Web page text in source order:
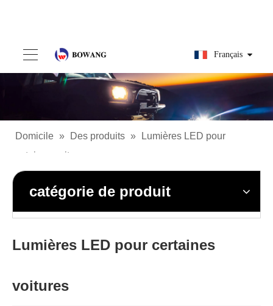
Français
Domicile » Des produits »
Lumières LED pour
certaines voitures
catégorie de produit
Lumières LED pour certaines
voitures